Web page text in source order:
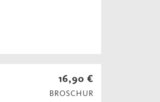
16,90 €
BROSCHUR